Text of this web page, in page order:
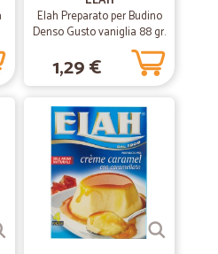
11/08/2020
30/01/2020
Elah Preparato per Budino
Denso Gusto vaniglia 88 gr.
1,29 €